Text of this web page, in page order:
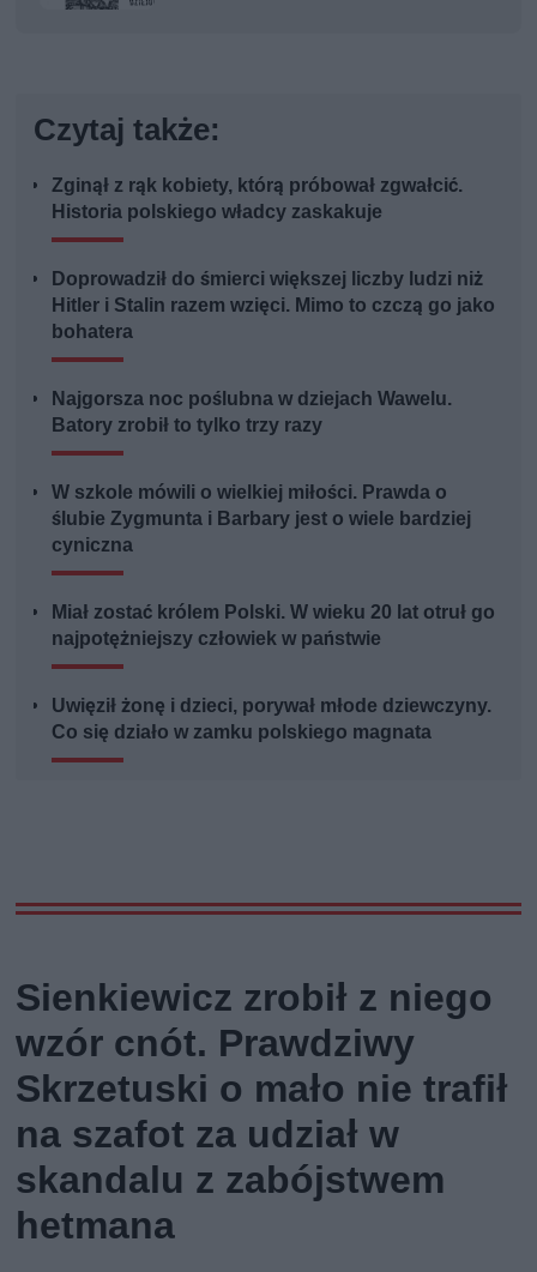
Czytaj także:
Zginął z rąk kobiety, którą próbował zgwałcić.
Historia polskiego władcy zaskakuje
Doprowadził do śmierci większej liczby ludzi niż
Hitler i Stalin razem wzięci. Mimo to czczą go jako
bohatera
Najgorsza noc poślubna w dziejach Wawelu.
Batory zrobił to tylko trzy razy
W szkole mówili o wielkiej miłości. Prawda o
ślubie Zygmunta i Barbary jest o wiele bardziej
cyniczna
Miał zostać królem Polski. W wieku 20 lat otruł go
najpotężniejszy człowiek w państwie
Uwięził żonę i dzieci, porywał młode dziewczyny.
Co się działo w zamku polskiego magnata
Sienkiewicz zrobił z niego
wzór cnót. Prawdziwy
Skrzetuski o mało nie trafił
na szafot za udział w
skandalu z zabójstwem
hetmana